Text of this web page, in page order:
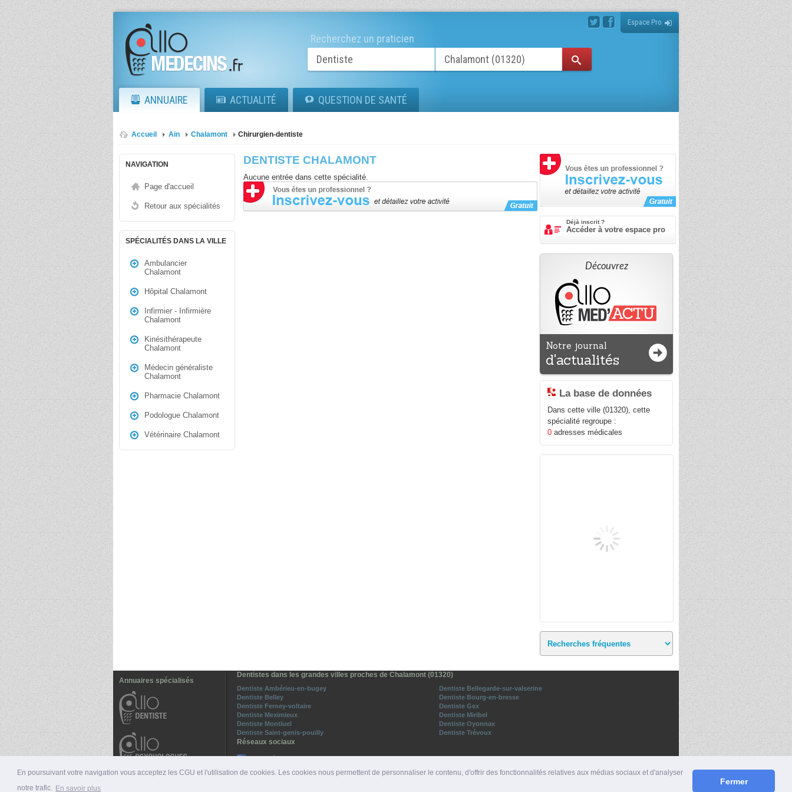
En poursuivant votre navigation vous acceptez les CGU et l'utilisation de cookies. Les cookies nous permettent de personnaliser le contenu, d'offrir des fonctionnalités relatives aux médias sociaux et d'analyser
notre trafic. En savoir plus
Fermer
Espace Pro
Recherchez un praticien
ANNUAIRE ACTUALITÉ QUESTION DE SANTÉ
Accueil Ain Chalamont Chirurgien-dentiste
NAVIGATION
Page d'accueil
Retour aux spécialités
SPÉCIALITÉS DANS LA VILLE
Ambulancier
Chalamont
Hôpital Chalamont
Infirmier - Infirmière
Chalamont
Kinésithérapeute
Chalamont
Médecin généraliste
Chalamont
Pharmacie Chalamont
Podologue Chalamont
Vétérinaire Chalamont
DENTISTE CHALAMONT
Aucune entrée dans cette spécialité.
Déjà inscrit ?
Accéder à votre espace pro
Découvrez
Notre journal
d'actualités
La base de données
Dans cette ville (01320), cette
spécialité regroupe :
0 adresses médicales
Annuaires spécialisés
Dentistes dans les grandes villes proches de Chalamont (01320)
Dentiste Ambérieu-en-bugey
Dentiste Bellegarde-sur-valserine
Dentiste Belley
Dentiste Bourg-en-bresse
Dentiste Ferney-voltaire
Dentiste Gex
Dentiste Meximieux
Dentiste Miribel
Dentiste Montluel
Dentiste Oyonnax
Dentiste Saint-genis-pouilly
Dentiste Trévoux
Réseaux sociaux
Suivez-nous sur Twitter